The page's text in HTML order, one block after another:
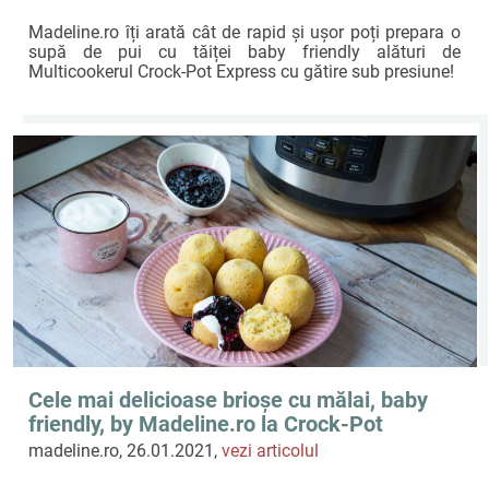
Madeline.ro îți arată cât de rapid și ușor poți prepara o
supă de pui cu tăiței baby friendly alături de
Multicookerul Crock-Pot Express cu gătire sub presiune!
Cele mai delicioase brioșe cu mălai, baby
friendly, by Madeline.ro la Crock-Pot
Express!
madeline.ro, 26.01.2021,vezi articolul